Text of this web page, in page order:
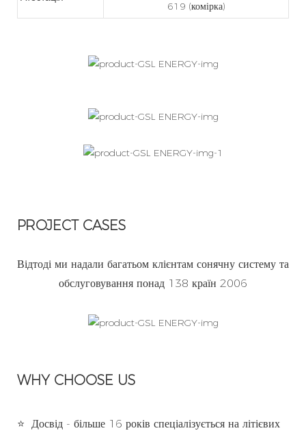
619 (комірка)
PROJECT CASES
Відтоді ми надали багатьом клієнтам сонячну систему та
обслуговування понад 138 країн 2006
WHY CHOOSE US
⭐ Досвід - більше 16 років спеціалізується на літієвих